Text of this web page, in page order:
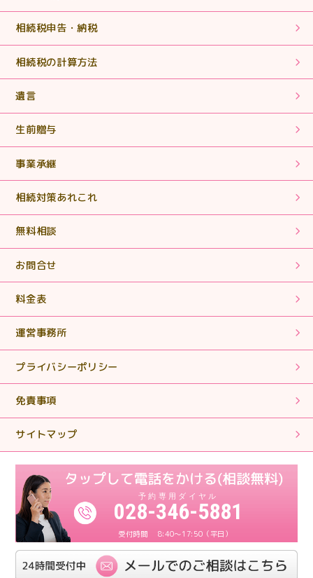
っていって下さい。
2025.07.31
【相続税申告】丁寧な説明でわかりやすくとても助かり
ました。
2025.06.18
【相続税申告・手続き】まさに「救世主」！ヒーローそ
のものでした。
2025.05.02
【相続税申告】丁寧に対応していただきありがとうござ
いました。
2025.01.28
ございました。
【相続税申告・手続き】簡単な質問に対しても親身にな
って対応していただきありがとうございます。
2024.11.11
【相続税申告】親身になって対応してくださり、とても
感謝しております。
相続税申告・納税
相続税の計算方法
遺言
生前贈与
事業承継
相続対策あれこれ
無料相談
お問合せ
料金表
運営事務所
プライバシーポリシー
免責事項
サイトマップ
028-346-5881
8:40～17:50（平日）